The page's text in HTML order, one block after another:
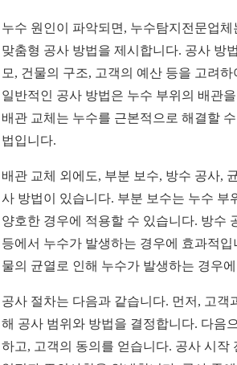
누수 원인이 파악되면, 누수탐지전문업
맞춤형 공사 방법을 제시합니다. 공사 방
모, 건물의 구조, 고객의 예산 등을 고려
일반적인 공사 방법은 누수 부위의 배관
배관 교체는 누수를 근본적으로 해결할
법입니다.
배관 교체 외에도, 부분 보수, 방수 공사,
사 방법이 있습니다. 부분 보수는 누수 부
양호한 경우에 적용할 수 있습니다. 방수
등에서 누수가 발생하는 경우에 효과적입
물의 균열로 인해 누수가 발생하는 경우
공사 절차는 다음과 같습니다. 먼저, 고객
해 공사 범위와 방법을 결정합니다. 다음
하고, 고객의 동의를 얻습니다. 공사 시작